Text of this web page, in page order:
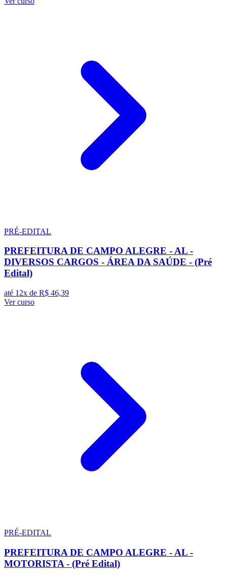
PRÉ-EDITAL
PREFEITURA DE CAMPO ALEGRE - AL -
DIVERSOS CARGOS - ÁREA DA SAÚDE - (Pré
Edital)
até 12x de R$ 46,39
Ver curso
PRÉ-EDITAL
PREFEITURA DE CAMPO ALEGRE - AL -
MOTORISTA - (Pré Edital)